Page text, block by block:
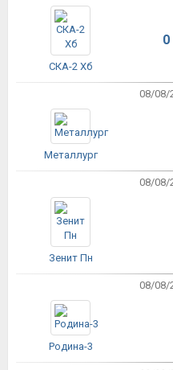
СКА-2 Хб
08/08/
Металлург
08/08/
Зенит Пн
08/08/
Родина-3